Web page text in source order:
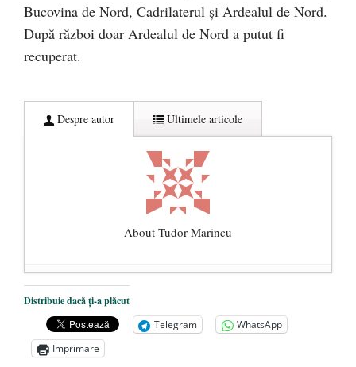
Bucovina de Nord, Cadrilaterul și Ardealul de Nord.
După război doar Ardealul de Nord a putut fi
recuperat.
Despre autor Ultimele articole
About Tudor Marincu
De ce propaganda LGBT nu-și are locul în
unitățile de învățământ
- 17 iunie 2020
Anarhia din SUA e opera stângii radicale
2 iunie 2020
Distribuie dacă ți-a plăcut
Telegram
WhatsApp
Imprimare